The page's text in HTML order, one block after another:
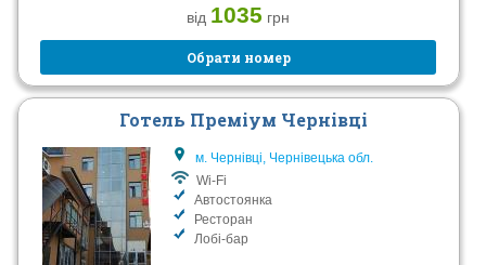
від 1035 грн
Обрати номер
Готель Преміум Чернівці
м. Чернівці, Чернівецька обл.
Wi-Fi
Автостоянка
Ресторан
Лобі-бар